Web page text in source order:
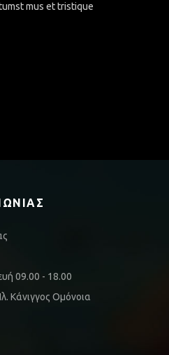
mus et tristique
09.00 - 18.00
Κάνιγγος Ομόνοια